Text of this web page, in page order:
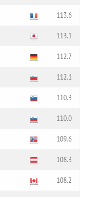
113.6
113.1
112.7
112.1
110.3
110.0
109.6
108.3
108.2